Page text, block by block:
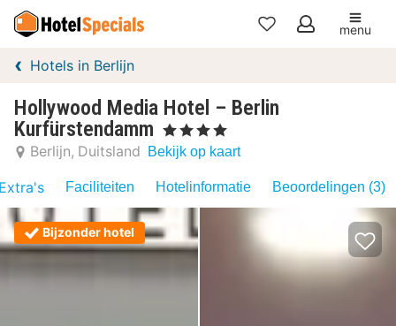
Mijn
menu
Hotels in Berlijn
Hollywood Media Hotel – Berlin
Kurfürstendamm
, 4 Sterren
Berlijn Duitsland Bekijk op kaart
Faciliteiten Hotelinformatie Beoordelingen (3)
Bijzonder hotel